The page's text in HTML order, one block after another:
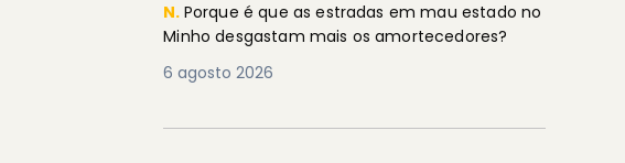
N. Porque é que as estradas em mau estado no
Minho desgastam mais os amortecedores?
6 agosto 2026